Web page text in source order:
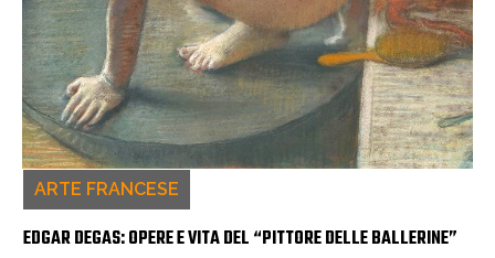
ARTE FRANCESE
EDGAR DEGAS: OPERE E VITA DEL “PITTORE DELLE BALLERINE”